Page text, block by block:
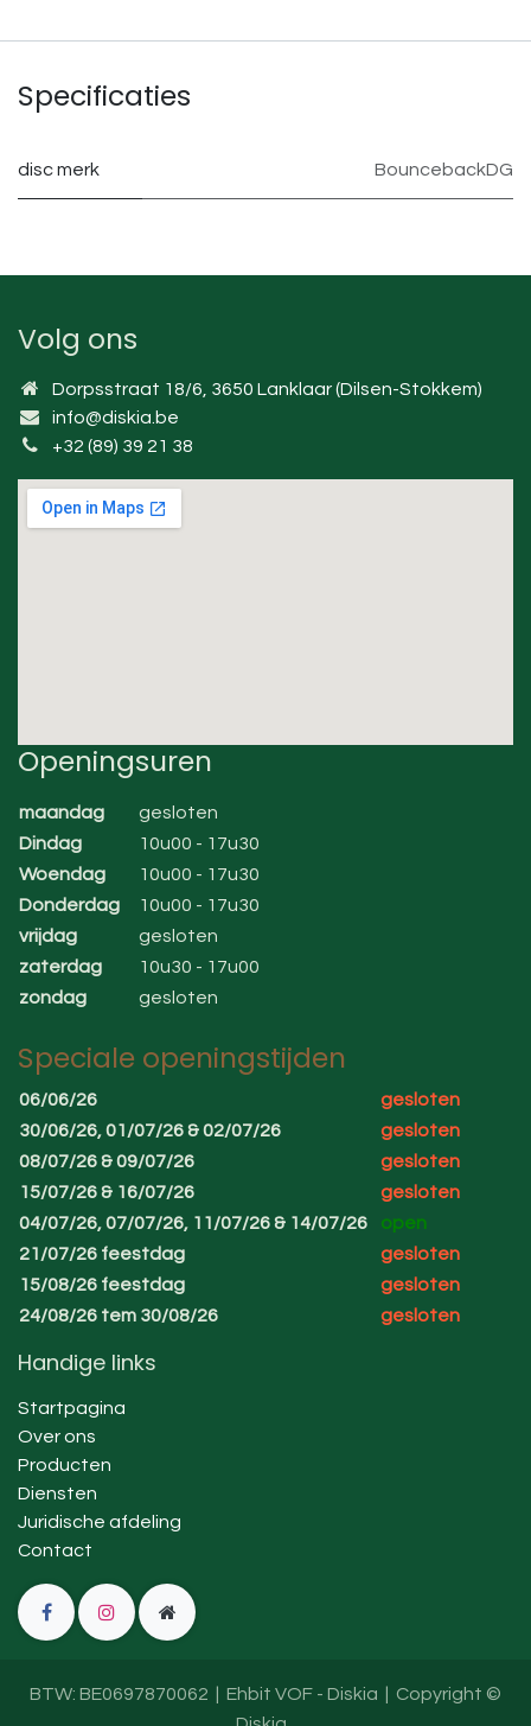
Specificaties
disc merk BouncebackDG
Volg ons
Dorpsstraat 18/6, 3650 Lanklaar (Dilsen-Stokkem)
info@diskia.be
+32 (89) 39 21 38
Openingsuren
maandag
gesloten
Dindag
10u00 - 17u30
Woendag
10u00 - 17u30
Donderdag
10u00 - 17u30
vrijdag
gesloten
zaterdag
10u30 - 17u00
zondag
gesloten
Speciale openingstijden
06/06/26
gesloten
30/06/26, 01/07/26 & 02/07/26
gesloten
08/07/26 & 09/07/26
gesloten
15/07/26 & 16/07/26
gesloten
04/07/26, 07/07/26, 11/07/26 & 14/07/26
open
21/07/26 feestdag
gesloten
15/08/26 feestdag
gesloten
24/08/26 tem 30/08/26
gesloten
Handige links
Startpagina
Over ons
Producten
Diensten
Juridische afdeling
Contact
BTW: BE0697870062 | Ehbit VOF - Diskia | Copyright ©